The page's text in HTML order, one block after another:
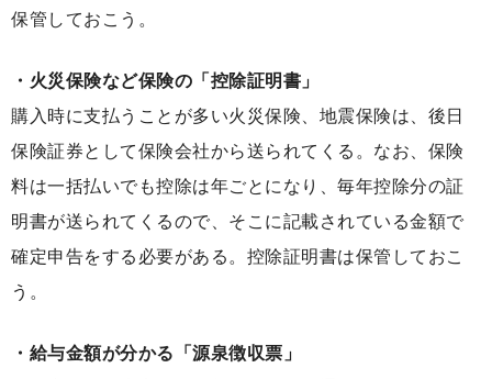
保管しておこう。
・火災保険など保険の「控除証明書」
購入時に支払うことが多い火災保険、地震保険は、後日
保険証券として保険会社から送られてくる。なお、保険
料は一括払いでも控除は年ごとになり、毎年控除分の証
明書が送られてくるので、そこに記載されている金額で
確定申告をする必要がある。控除証明書は保管しておこ
う。
・給与金額が分かる「源泉徴収票」